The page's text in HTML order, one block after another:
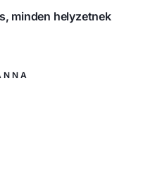
minden helyzetnek